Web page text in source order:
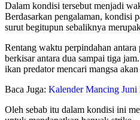
Dalam kondisi tersebut menjadi
Berdasarkan pengalaman, kondisi
surut begitupun sebaliknya
Rentang waktu perpindahan antara
berkisar antara dua sampai tiga
ikan predator mencari mangsa
Baca Juga: Kalender Mancing Juni
Oleh sebab itu dalam kondisi ini